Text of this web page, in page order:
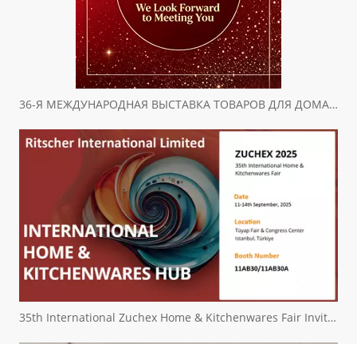
36-Я МЕЖДУНАРОДНАЯ ВЫСТАВКА ТОВАРОВ ДЛЯ ДОМА И КУХНИ ZUCHEX ПРИГЛАШЕНИЕ
35th International Zuchex Home & Kitchenwares Fair Invitation - Ritchcher International Limited